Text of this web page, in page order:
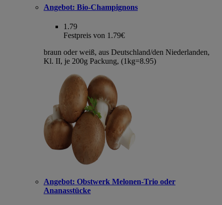
Angebot: Bio-Champignons
1.79
Festpreis von 1.79€
braun oder weiß, aus Deutschland/den Niederlanden,
Kl. II, je 200g Packung, (1kg=8.95)
Angebot: Obstwerk Melonen-Trio oder
Ananasstücke